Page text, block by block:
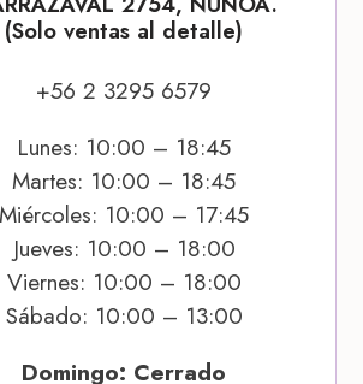
(Solo ventas al detalle)
+56 2 3295 6579
Lunes: 10:00 – 18:45
Martes: 10:00 – 18:45
Miércoles: 10:00 – 17:45
Jueves: 10:00 – 18:00
Viernes: 10:00 – 18:00
Sábado: 10:00 – 13:00
Domingo: Cerrado